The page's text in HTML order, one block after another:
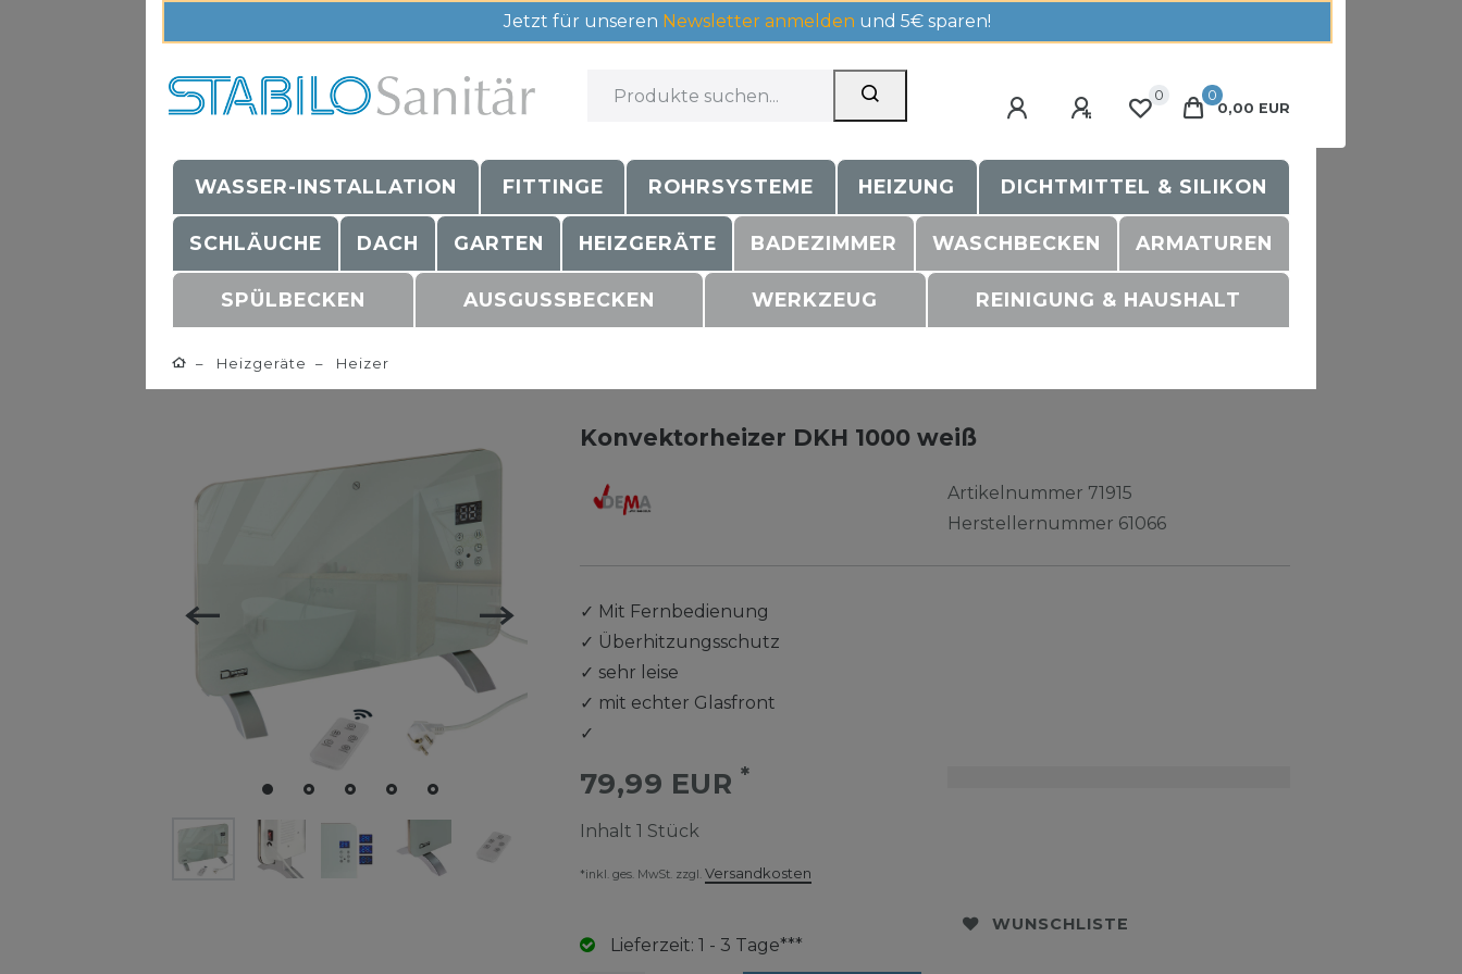
Jetzt für unseren Newsletter anmelden und 5€ sparen!
0
0
0,00 EUR
WASSER-INSTALLATION FITTINGE ROHRSYSTEME HEIZUNG DICHTMITTEL & SILIKON
SCHLÄUCHE DACH GARTEN HEIZGERÄTE BADEZIMMER WASCHBECKEN ARMATUREN
SPÜLBECKEN AUSGUSSBECKEN WERKZEUG REINIGUNG & HAUSHALT
Heizgeräte Heizer
Konvektorheizer DKH 1000 weiß
Artikelnummer 71915
Herstellernummer 61066
✓ Mit Fernbedienung
✓ Überhitzungsschutz
✓ sehr leise
✓ mit echter Glasfront
✓
79,99 EUR *
Inhalt 1 Stück
*inkl. ges. MwSt. zzgl. Versandkosten
Lieferzeit: 1 - 3 Tage***
WUNSCHLISTE